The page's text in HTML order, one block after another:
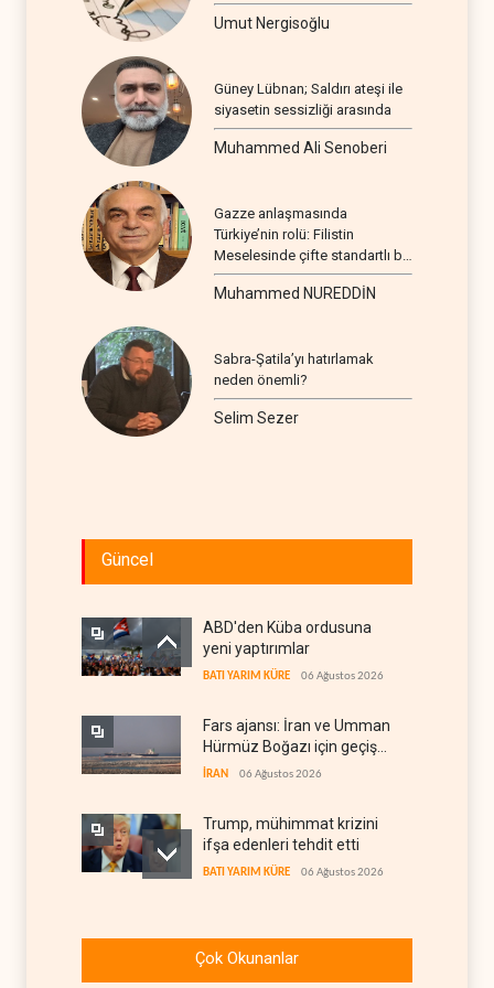
Umut Nergisoğlu
Güney Lübnan; Saldırı ateşi ile
siyasetin sessizliği arasında
Muhammed Ali Senoberi
Gazze anlaşmasında
Türkiye’nin rolü: Filistin
Meselesinde çifte standartlı bir
seyir
Muhammed NUREDDİN
Sabra-Şatila’yı hatırlamak
neden önemli?
Selim Sezer
Güncel
ABD'den Küba ordusuna
yeni yaptırımlar
BATI YARIM KÜRE 06 Ağustos 2026
Fars ajansı: İran ve Umman
Hürmüz Boğazı için geçiş
koridorlarında anlaştı
İRAN 06 Ağustos 2026
Trump, mühimmat krizini
ifşa edenleri tehdit etti
BATI YARIM KÜRE 06 Ağustos 2026
Şeria'da işgalci
yerleşimcilere cezasızlık
Çok Okunanlar